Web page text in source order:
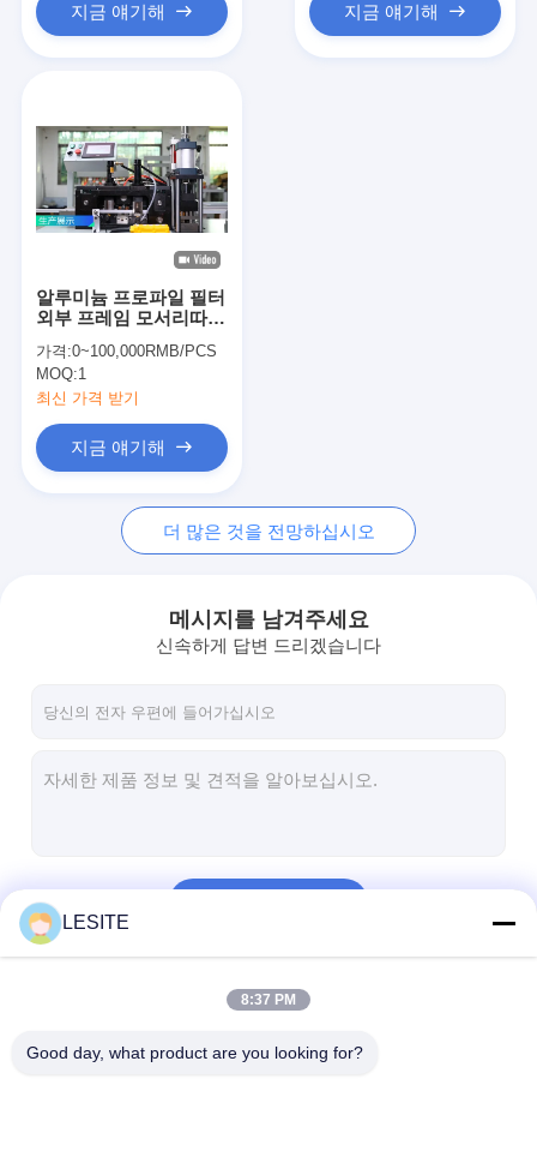
지금 얘기해 지금 얘기해
알루미늄 프로파일 필터
외부 프레임 모서리따개
가격:0~100,000RMB/PCS
MOQ:1
최신 가격 받기
지금 얘기해
더 많은 것을 전망하십시오
메시지를 남겨주세요
신속하게 답변 드리겠습니다
LESITE
8:37 PM
Good day, what product are you looking for?